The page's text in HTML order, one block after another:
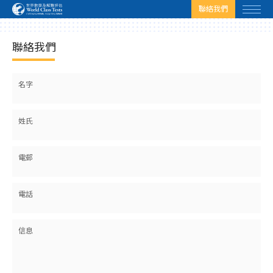
html.headscripthtml.afterbodyscript 聯絡我們
聯絡我們
名字
姓氏
電郵
電話
信息